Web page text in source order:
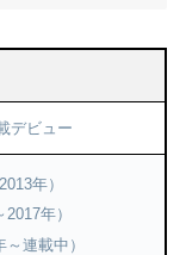
デビュー
年）
年）
連載中）